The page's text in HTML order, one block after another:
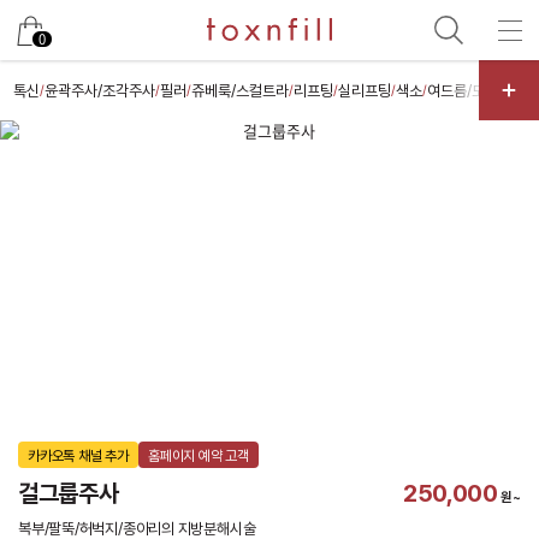
0
톡신/윤곽주사/조각주사/필러/쥬베룩/스컬트라/리프팅/실리프팅/색소/여드름/모공 /스킨
카카오톡 채널 추가 홈페이지 예약 고객
걸그룹주사 250,000 원~
카카
복부/팔뚝/허벅지/종아리의 지방분해시술